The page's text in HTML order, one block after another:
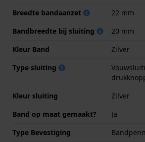
Breedte bandaanzet
22 mm
Bandbreedte bij sluiting
20 mm
Kleur Band
Zilver
Type sluiting
Kleur sluiting
Zilver
Band op maat gemaakt?
Ja
Type Bevestiging